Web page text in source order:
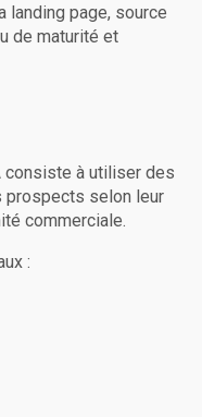
landing page, source
de maturité et
consiste à utiliser des
prospects selon leur
commerciale.
: